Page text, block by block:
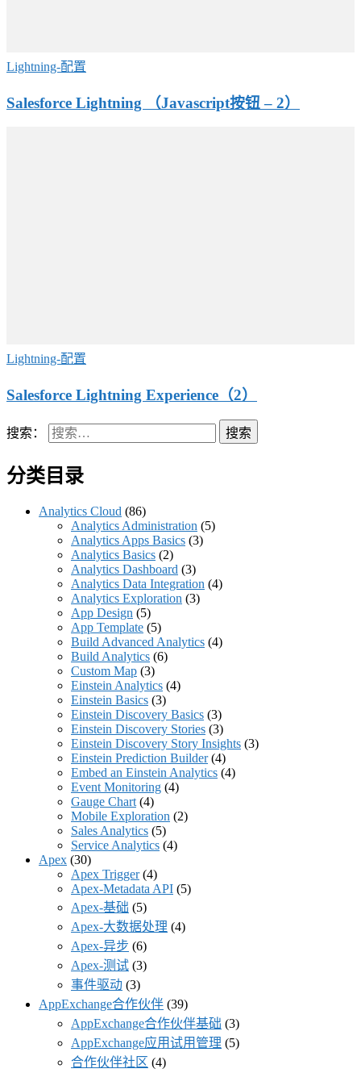
Lightning-配置
Salesforce Lightning （Javascript按钮 – 2）
Lightning-配置
Salesforce Lightning Experience（2）
搜索：
分类目录
Analytics Cloud (86)
Analytics Administration (5)
Analytics Apps Basics (3)
Analytics Basics (2)
Analytics Dashboard (3)
Analytics Data Integration (4)
Analytics Exploration (3)
App Design (5)
App Template (5)
Build Advanced Analytics (4)
Build Analytics (6)
Custom Map (3)
Einstein Analytics (4)
Einstein Basics (3)
Einstein Discovery Basics (3)
Einstein Discovery Stories (3)
Einstein Discovery Story Insights (3)
Einstein Prediction Builder(4)
Embed an Einstein Analytics (4)
Event Monitoring (4)
Gauge Chart (4)
Mobile Exploration (2)
Sales Analytics (5)
Service Analytics (4)
Apex (30)
Apex Trigger(4)
Apex-Metadata API (5)
Apex-基础 (5)
Apex-大数据处理 (4)
Apex-异步 (6)
Apex-测试 (3)
事件驱动 (3)
AppExchange合作伙伴 (39)
AppExchange合作伙伴基础 (3)
AppExchange应用试用管理 (5)
合作伙伴社区 (4)